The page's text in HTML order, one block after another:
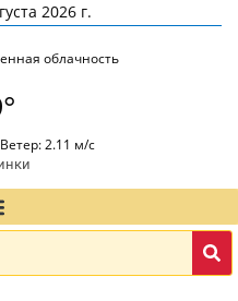
2026 г.
облачность
2.11 м/с